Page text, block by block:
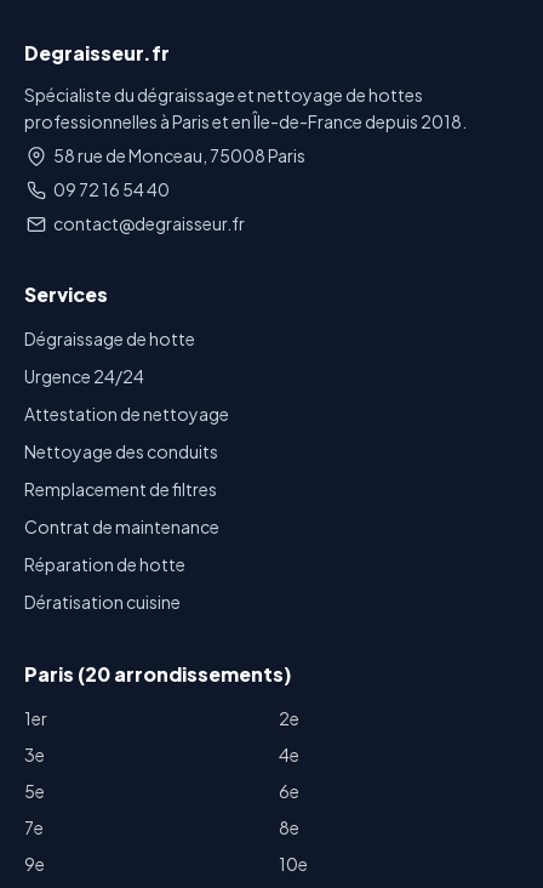
Degraisseur.fr
Spécialiste du dégraissage et nettoyage de hottes
professionnelles à Paris et en Île-de-France depuis 2018.
58 rue de Monceau, 75008 Paris
09 72 16 54 40
contact@degraisseur.fr
Services
Dégraissage de hotte
Urgence 24/24
Attestation de nettoyage
Nettoyage des conduits
Remplacement de filtres
Contrat de maintenance
Réparation de hotte
Dératisation cuisine
Paris (20 arrondissements)
1er
2e
3e
4e
5e
6e
7e
8e
9e
10e